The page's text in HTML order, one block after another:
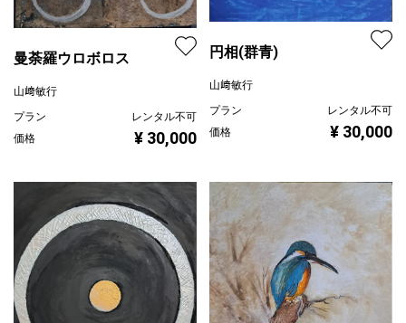
曼荼羅ウロボロス
山﨑敏行
プラン
レンタル不可
価格
¥ 30,000
円相(群青)
山﨑敏行
プラン
レンタル不可
価格
¥ 30,000